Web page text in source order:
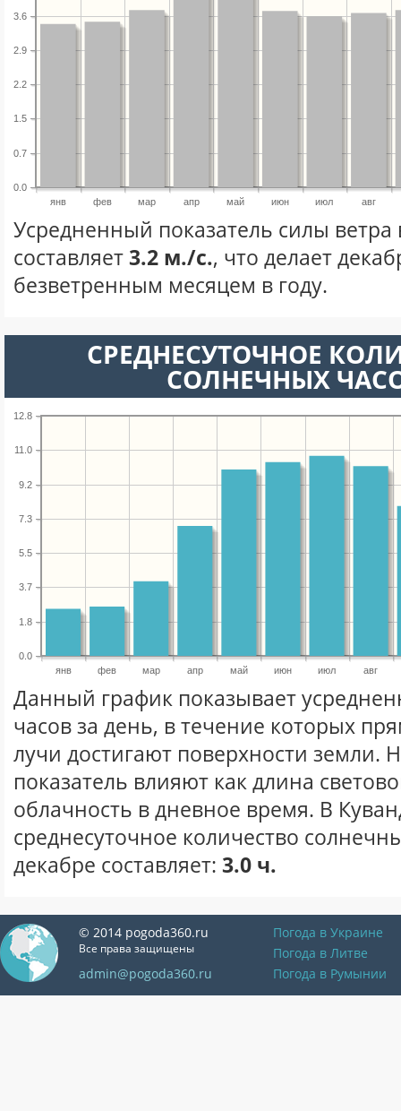
янв фев мар апр май июн июл авг
0.0
0.7
1.5
2.2
2.9
3.6
Усредненный показатель силы ветра
составляет3.2 м./с., что делает
безветренным месяцем в году.
СРЕДНЕСУТОЧНОЕ
СОЛНЕЧНЫХ
янв фев мар апр май июн июл авг
0.0
1.8
3.7
5.5
7.3
9.2
11.0
12.8
Данный график показывает
часов за день, в течение которых
лучи достигают поверхности земли.
показатель влияют как длина
облачность в дневное время. В
среднесуточное количество
декабре составляет: 3.0 ч.
© 2014 pogoda360.ru
Все права защищены
admin@pogoda360.ru
Погода в Украине
Погода в Литве
Погода в Румынии